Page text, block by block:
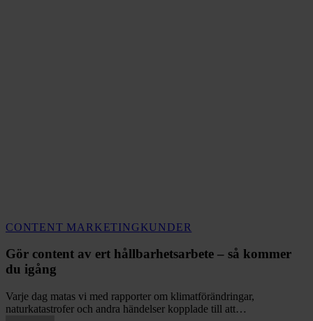
CONTENT MARKETINGKUNDER
av
så
kommer
Gör content av ert hållbarhetsarbete – så kommer
du igång
Varje dag matas vi med rapporter om klimatförändringar,
naturkatastrofer och andra händelser kopplade till att…